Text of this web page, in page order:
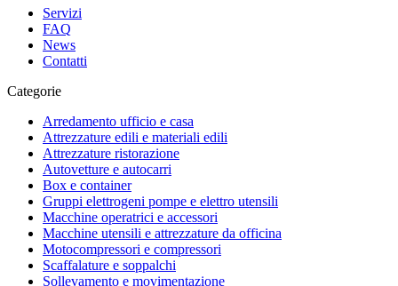
Servizi
FAQ
News
Contatti
Categorie
Arredamento ufficio e casa
Attrezzature edili e materiali edili
Attrezzature ristorazione
Autovetture e autocarri
Box e container
Gruppi elettrogeni pompe e elettro utensili
Macchine operatrici e accessori
Macchine utensili e attrezzature da officina
Motocompressori e compressori
Scaffalature e soppalchi
Sollevamento e movimentazione